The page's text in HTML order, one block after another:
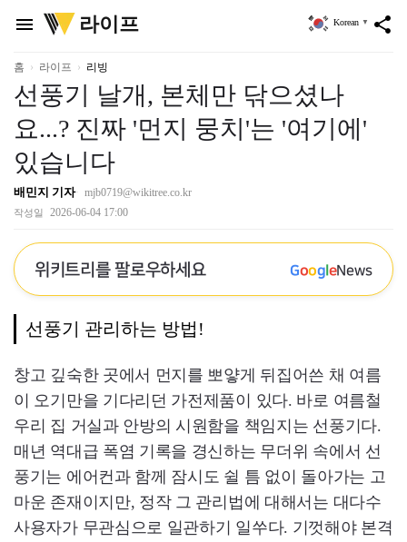
menu
위
키
리
라이프 share
Korean ▼
홈 라이프 리빙
선풍기 날개, 본체만 닦으셨나
요...? 진짜 '먼지 뭉치'는 '여기에'
있습니다
배민지 기자 mjb0719@wikitree.co.kr
작성일 2026-06-04 17:00
위키트리를 팔로우하세요 GoogleNews
선풍기 관리하는 방법!
창고 깊숙한 곳에서 먼지를 뽀얗게 뒤집어쓴 채 여름
이 오기만을 기다리던 가전제품이 있다. 바로 여름철
우리 집 거실과 안방의 시원함을 책임지는 선풍기다.
매년 역대급 폭염 기록을 경신하는 무더위 속에서 선
풍기는 에어컨과 함께 잠시도 쉴 틈 없이 돌아가는 고
마운 존재이지만, 정작 그 관리법에 대해서는 대다수
사용자가 무관심으로 일관하기 일쑤다. 기껏해야 본격